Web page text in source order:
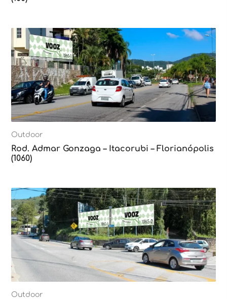
Outdoor
Rod. Admar Gonzaga – Itacorubi – Florianópolis
(1060)
Outdoor